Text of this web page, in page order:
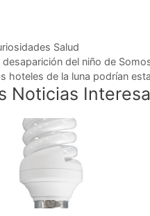
Salud
desaparición del niño de
hoteles de la luna podrían
Noticias